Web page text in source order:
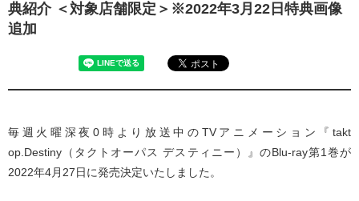
典紹介 ＜対象店舗限定＞※2022年3月22日特典画像
追加
毎週火曜深夜0時より放送中のTVアニメーション『takt
op.Destiny（タクトオーパス デスティニー）』のBlu-ray第1巻が
2022年4月27日に発売決定いたしました。